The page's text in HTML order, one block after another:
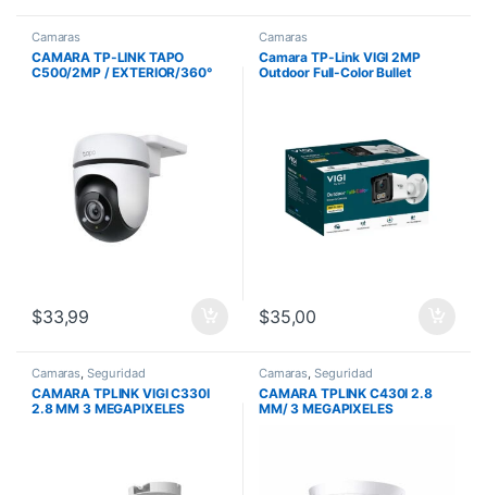
Camaras
CAMARA TP-LINK TAPO
C500/2MP / EXTERIOR/360°
$33,99
Camaras
Camara TP-Link VIGI 2MP
Outdoor Full-Color Bullet
$35,00
Camaras, Seguridad
CAMARA TPLINK VIGI C330I
2.8 MM 3 MEGAPIXELES
Camaras, Seguridad
CAMARA TPLINK C430I 2.8
MM/ 3 MEGAPIXELES